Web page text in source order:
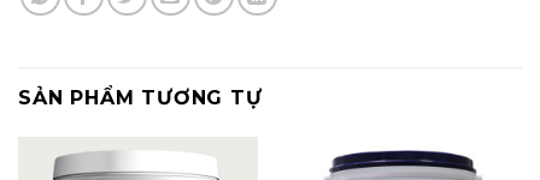
SẢN PHẨM TƯƠNG TỰ